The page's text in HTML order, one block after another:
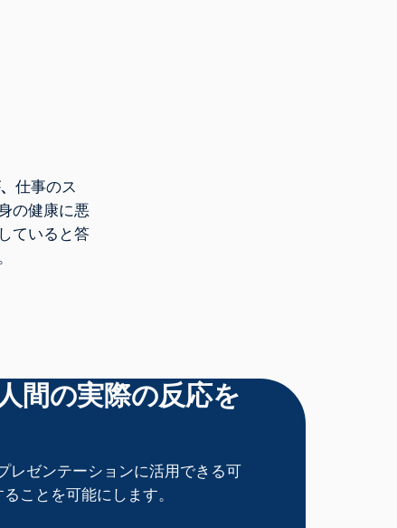
仕事のス
の健康に悪
ていると答
間の実際の反応を
レゼンテーションに活用できる可
ことを可能にします。